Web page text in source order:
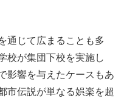
通じて広まることも多
校が集団下校を実施し
影響を与えたケースもあ
市伝説が単なる娯楽を超